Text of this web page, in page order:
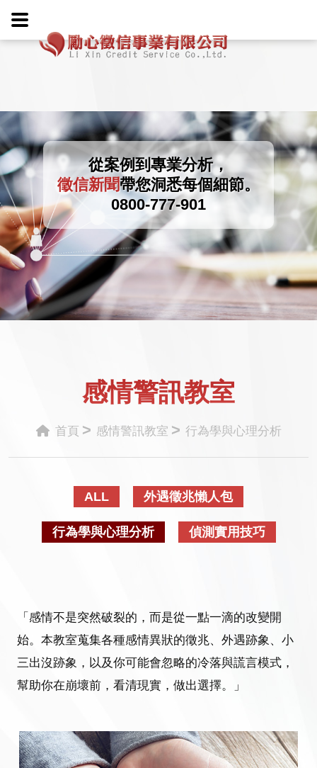
從案例到專業分析，
徵信新聞帶您洞悉每個細節。
0800-777-901
感情警訊教室
首頁 > 感情警訊教室 > 行為學與心理分析
ALL 外遇徵兆懶人包
行為學與心理分析 偵測實用技巧
「感情不是突然破裂的，而是從一點一滴的改變開
始。本教室蒐集各種感情異狀的徵兆、外遇跡象、小
三出沒跡象，以及你可能會忽略的冷落與謊言模式，
幫助你在崩壞前，看清現實，做出選擇。」